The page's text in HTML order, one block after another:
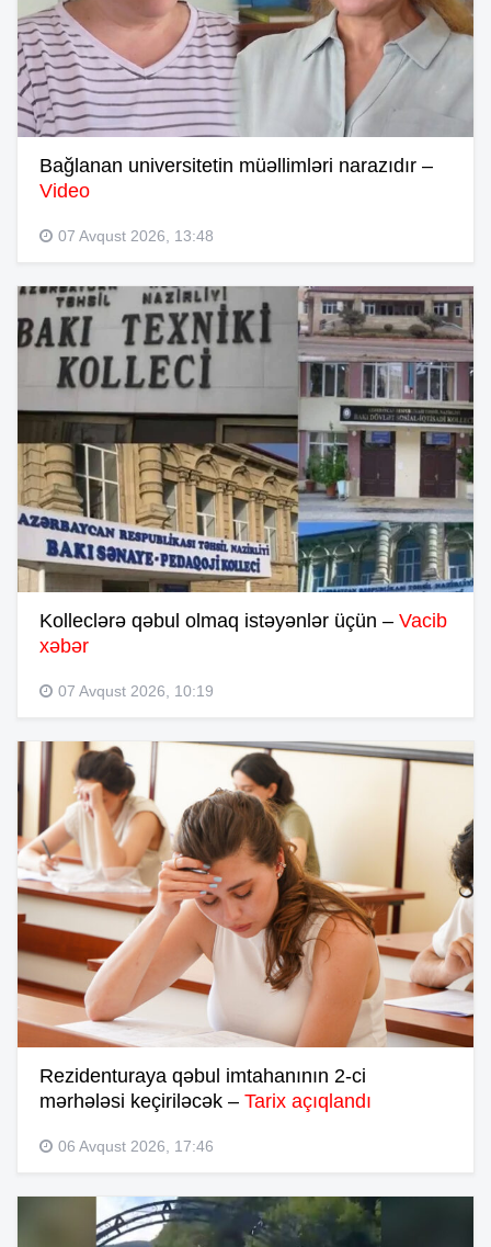
Bağlanan universitetin müəllimləri narazıdır –
Video
07 Avqust 2026, 13:48
Kolleclərə qəbul olmaq istəyənlər üçün – Vacib
xəbər
07 Avqust 2026, 10:19
Rezidenturaya qəbul imtahanının 2-ci
mərhələsi keçiriləcək – Tarix açıqlandı
06 Avqust 2026, 17:46